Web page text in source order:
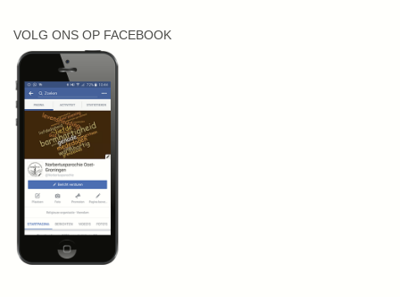
VOLG ONS OP FACEBOOK